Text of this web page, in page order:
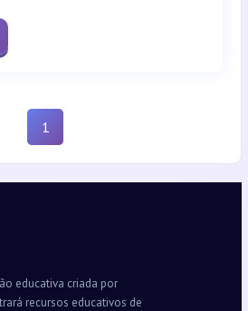
1
educativa criada por
recursos educativos de